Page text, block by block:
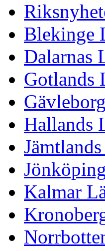
Blekinge
Dalarnas
Gotlands
Hallands
Kalmar